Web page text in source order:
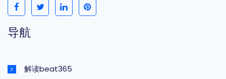
导航
解读beat365